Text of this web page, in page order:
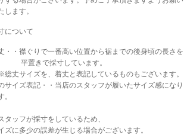
します。
について
・・襟ぐりで一番高い位置から裾までの後身頃の長さを
置きで採寸しています。
丈サイズを、着丈と表記しているものもございます。
サイズ表記・・当店のスタッフが履いたサイズ感になり
。
タッフが採寸をしているため、
ズに多少の誤差が生じる場合がございます。